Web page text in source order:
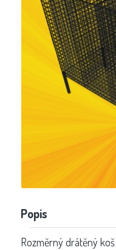
Popis
Rozměrný drátěný